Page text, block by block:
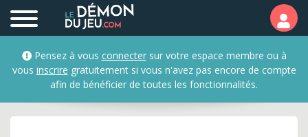
Pensez à vous connectersur votre espace membre ou à
vous inscrire gratuitement si vous n'avez pas encore de compte
afin de bénéficier de toutes les fonctionnalités.